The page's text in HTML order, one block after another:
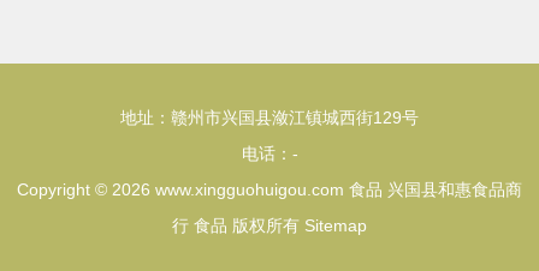
地址：赣州市兴国县潋江镇城西街129号
电话：-
Copyright © 2026 www.xingguohuigou.com 食品 兴国县和惠食品商
行 食品 版权所有 Sitemap